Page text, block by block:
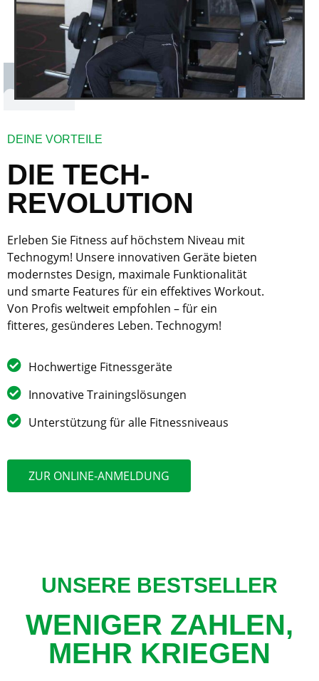
DEINE VORTEILE
DIE TECH-
REVOLUTION
Erleben Sie Fitness auf höchstem Niveau mit
Technogym! Unsere innovativen Geräte bieten
modernstes Design, maximale Funktionalität
und smarte Features für ein effektives Workout.
Von Profis weltweit empfohlen – für ein
fitteres, gesünderes Leben. Technogym!
Hochwertige Fitnessgeräte
Innovative Trainingslösungen
Unterstützung für alle Fitnessniveaus
ZUR ONLINE-ANMELDUNG
UNSERE BESTSELLER
WENIGER ZAHLEN,
MEHR KRIEGEN